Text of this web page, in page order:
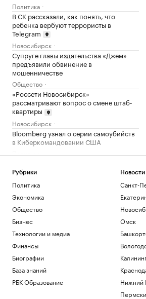
Политика
В СК рассказали, как понять, что
ребенка вербуют террористы в
Telegram
Новосибирск
Супруге главы издательства «Джем»
предъявили обвинение в
мошенничестве
Общество
«Россети Новосибирск»
рассматривают вопрос о смене штаб-
квартиры
Новосибирск
Bloomberg узнал о серии самоубийств
в Киберкомандовании США
Политика
произошло в Туве
Общество
троллейбусов упал из-за увольнения
мигрантов
Новосибирск
Средняя пенсия неработающих
превысила ₽35 тыс. в семи регионах
России
Общество
Рубрики
Политика
Экономика
Общество
Бизнес
Технологии и медиа
Финансы
Биографии
База знаний
РБК Образование
Санкт-
Омск
Нижний